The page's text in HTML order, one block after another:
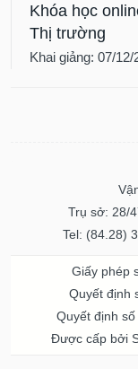
Khóa học
Thị trường
Khai giảng: 07/
Trụ sở: 28/
Tel: (84.28)
Giấy phép
Quyết định
Quyết định
Được cấp bởi